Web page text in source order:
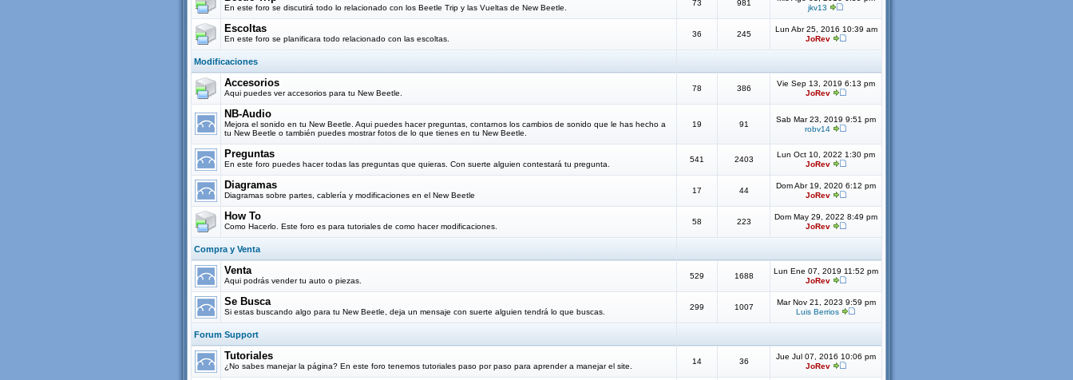
En este foro se discutirá todo lo relacionado con los Beetle Trip y las Vueltas de New Beetle.
73 981
jkv13
Escoltas
En este foro se planificara todo relacionado con las escoltas.
36 245
Lun Abr 25, 2016 10:39 am
JoRev
Modificaciones
Accesorios
Aqui puedes ver accesorios para tu New Beetle.
78 386
Vie Sep 13, 2019 6:13 pm
JoRev
NB-Audio
Mejora el sonido en tu New Beetle. Aqui puedes hacer preguntas, contarnos los cambios de sonido que le has hecho a
tu New Beetle o también puedes mostrar fotos de lo que tienes en tu New Beetle.
19 91
Sab Mar 23, 2019 9:51 pm
robv14
Preguntas
En este foro puedes hacer todas las preguntas que quieras. Con suerte alguien contestará tu pregunta.
541 2403
Lun Oct 10, 2022 1:30 pm
JoRev
Diagramas
Diagramas sobre partes, cablería y modificaciones en el New Beetle
17 44
Dom Abr 19, 2020 6:12 pm
JoRev
How To
Como Hacerlo. Este foro es para tutoriales de como hacer modificaciones.
58 223
Dom May 29, 2022 8:49 pm
JoRev
Compra y Venta
Venta
Aqui podrás vender tu auto o piezas.
529 1688
Lun Ene 07, 2019 11:52 pm
JoRev
Se Busca
Si estas buscando algo para tu New Beetle, deja un mensaje con suerte alguien tendrá lo que buscas.
299 1007
Mar Nov 21, 2023 9:59 pm
Luis Berrios
Forum Support
Tutoriales
¿No sabes manejar la página? En este foro tenemos tutoriales paso por paso para aprender a manejar el site.
14 36
Jue Jul 07, 2016 10:06 pm
JoRev